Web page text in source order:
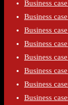
Business
Business
Business
Business
Business
Business
Business
Business